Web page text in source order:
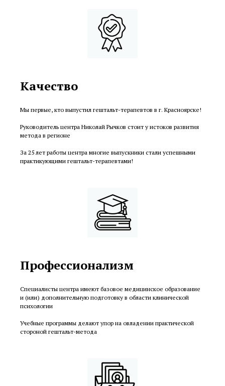
Качество
Мы первые, кто выпустил гештальт-терапевтов в г. Красноярске!
Руководитель центра Николай Рычков стоит у истоков развития
метода в регионе
За 25 лет работы центра многие выпускники стали успешными
практикующими гештальт-терапевтами!
Профессионализм
Специалисты центра имеют базовое медицинское образование
и (или) дополнительную подготовку в области клинической
психологии
Учебные программы делают упор на овладении практической
стороной гештальт-метода